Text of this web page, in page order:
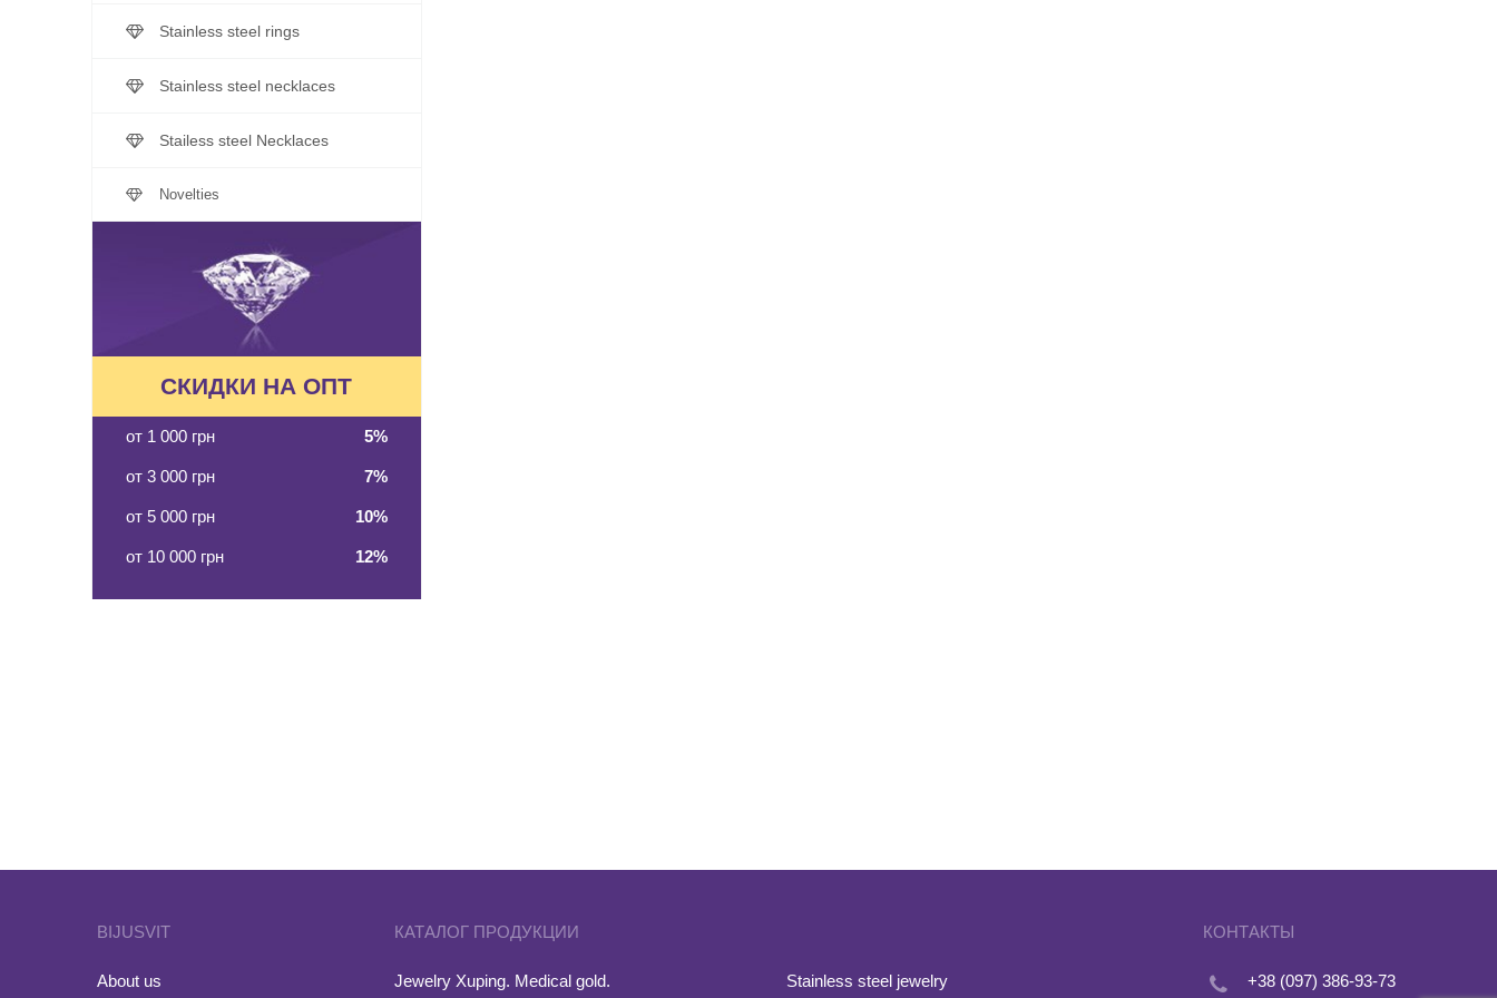
Stainless steel rings
Stainless steel necklaces
Stailess steel Necklaces
Novelties
СКИДКИ НА ОПТ
от 1 000 грн 5%
от 3 000 грн 7%
от 5 000 грн 10%
от 10 000 грн 12%
BIJUSVIT
About us
КАТАЛОГ ПРОДУКЦИИ
Jewelry Xuping. Medical gold. Stainless steel jewelry
КОНТАКТЫ
+38 (097) 386-93-73